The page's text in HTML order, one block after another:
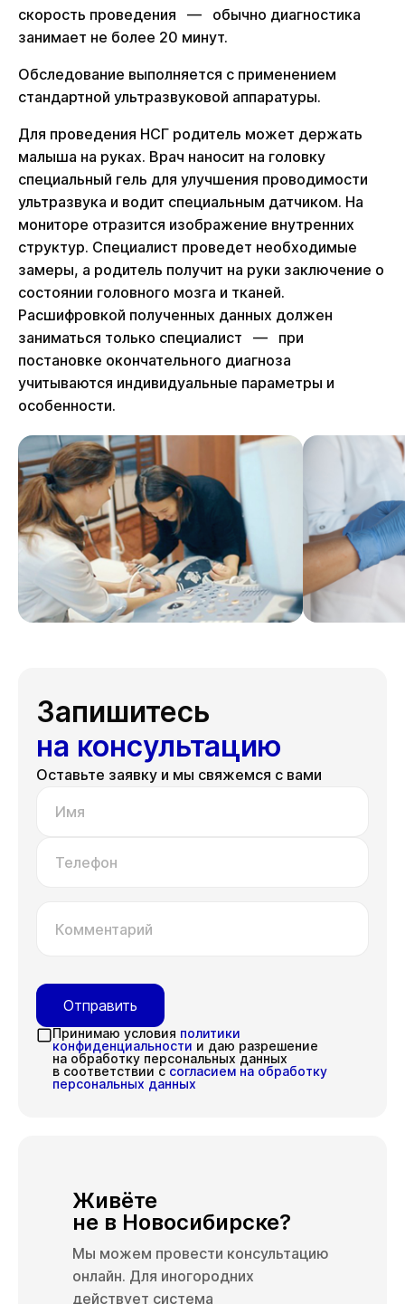
скорость проведения — обычно диагностика
занимает не более 20 минут.
Обследование выполняется с применением
стандартной ультразвуковой аппаратуры.
Для проведения НСГ родитель может держать
малыша на руках. Врач наносит на головку
специальный гель для улучшения проводимости
ультразвука и водит специальным датчиком. На
мониторе отразится изображение внутренних
структур. Специалист проведет необходимые
замеры, а родитель получит на руки заключение о
состоянии головного мозга и тканей.
Расшифровкой полученных данных должен
заниматься только специалист — при
постановке окончательного диагноза
учитываются индивидуальные параметры и
особенности.
Запишитесь
на консультацию
Оставьте заявку и мы свяжемся с вами
Имя
Телефон
Комментарий
Принимаю условия политики
конфиденциальности и даю разрешение
на обработку персональных данных
в соответствии с согласием на обработку
персональных данных
Отправить
Живёте
не в Новосибирске?
Мы можем провести консультацию
онлайн. Для иногородних
действует система